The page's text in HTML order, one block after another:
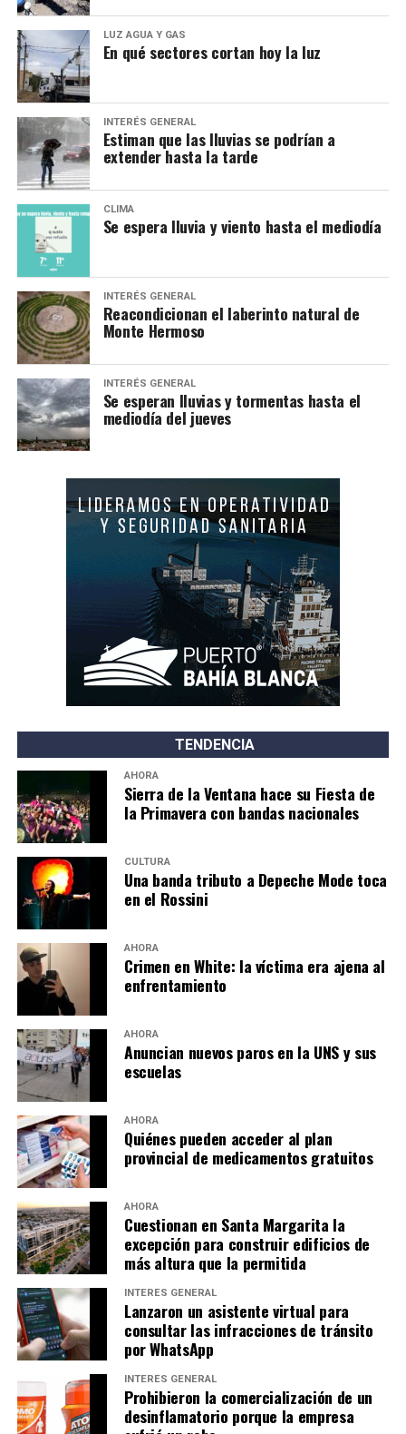
LUZ AGUA Y GAS
En qué sectores cortan hoy la luz
INTERÉS GENERAL
Estiman que las lluvias se podrían a
extender hasta la tarde
CLIMA
Se espera lluvia y viento hasta el mediodía
INTERÉS GENERAL
Reacondicionan el laberinto natural de
Monte Hermoso
INTERÉS GENERAL
Se esperan lluvias y tormentas hasta el
mediodía del jueves
TENDENCIA
AHORA
Sierra de la Ventana hace su Fiesta de
la Primavera con bandas nacionales
CULTURA
Una banda tributo a Depeche Mode toca
en el Rossini
AHORA
Crimen en White: la víctima era ajena al
enfrentamiento
AHORA
Anuncian nuevos paros en la UNS y sus
escuelas
AHORA
Quiénes pueden acceder al plan
provincial de medicamentos gratuitos
AHORA
Cuestionan en Santa Margarita la
excepción para construir edificios de
más altura que la permitida
INTERÉS GENERAL
Lanzaron un asistente virtual para
consultar las infracciones de tránsito
por WhatsApp
INTERÉS GENERAL
Prohibieron la comercialización de un
desinflamatorio porque la empresa